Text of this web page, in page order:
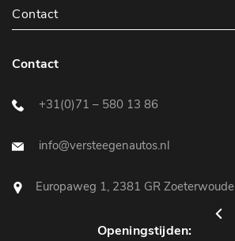
Contact
Contact
+31(0)71 – 580 13 86
info@versteegenautos.nl
Europaweg 1, 2381 GR Zoeterwoude
Openingstijden: